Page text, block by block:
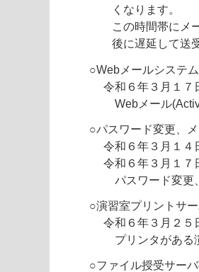
くなります。
この時間帯にメー
後に遅延して送受
○Webメールシステ
令和６年３月１７
Webメール(Active
○パスワード変更、
令和６年３月１４
令和６年３月１７
パスワード変更、
○演習室プリントサ
令和６年３月２５
プリンタがある演
○ファイル授受サー